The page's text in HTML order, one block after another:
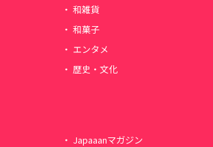
和雑貨
和菓子
エンタメ
歴史・文化
Japaaanマガジン